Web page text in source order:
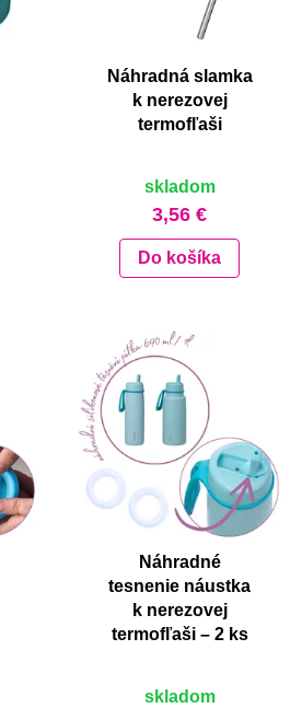
Náhradná slamka
k nerezovej
termofľaši
skladom
3,56 €
Do košíka
Náhradné
tesnenie náustka
k nerezovej
termofľaši – 2 ks
skladom